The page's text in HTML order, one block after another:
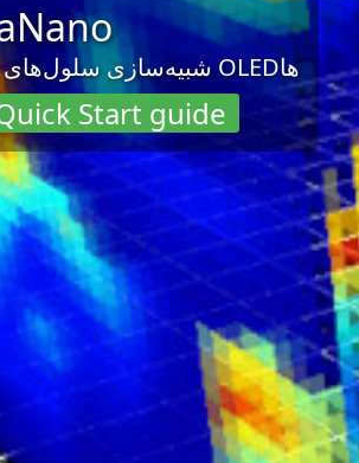
شبیه‌سازی سلول‌های خورشیدی و OLEDها
Start guide